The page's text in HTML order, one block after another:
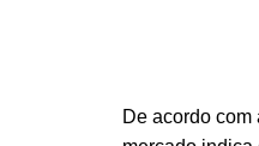
De acordo